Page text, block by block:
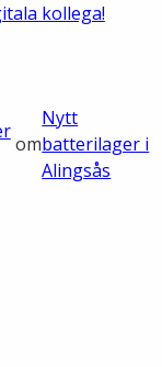
kollega!
om
Nytt
batterilager i
Alingsås